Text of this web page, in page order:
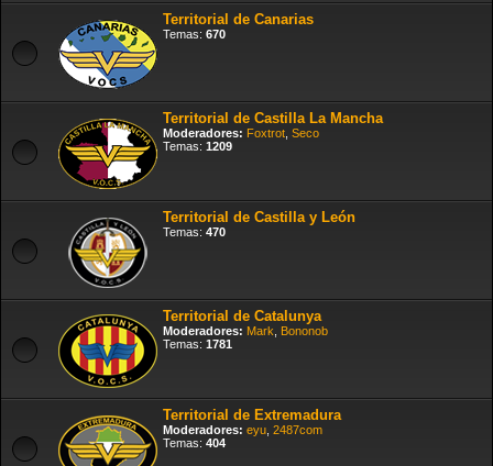
Territorial de Canarias
Temas: 670
Territorial de Castilla La Mancha
Moderadores: Foxtrot Seco
Temas: 1209
Territorial de Castilla y León
Temas: 470
Territorial de Catalunya
Moderadores: Mark
Bononob
Temas: 1781
Territorial de Extremadura
Moderadores: eyu 2487com
Temas: 404